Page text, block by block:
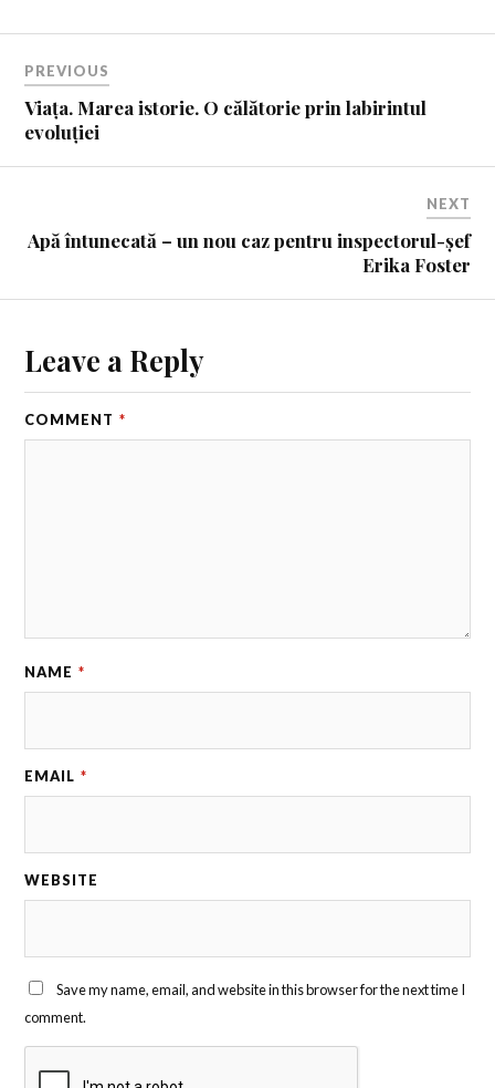
PREVIOUS
Viața. Marea istorie. O călătorie prin labirintul
evoluției
NEXT
Apă întunecată – un nou caz pentru inspectorul-șef
Erika Foster
Leave a Reply
COMMENT *
NAME *
EMAIL *
WEBSITE
Save my name, email, and website in this browser for the next time I
comment.